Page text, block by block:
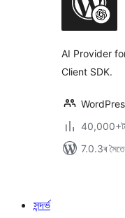
AI Provider
Client SDK.
40,000+টা
7.0.3ৰ সৈতে
সন্দৰ্ভ